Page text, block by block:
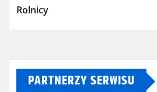
Rolnicy
PARTNERZY SERWISU